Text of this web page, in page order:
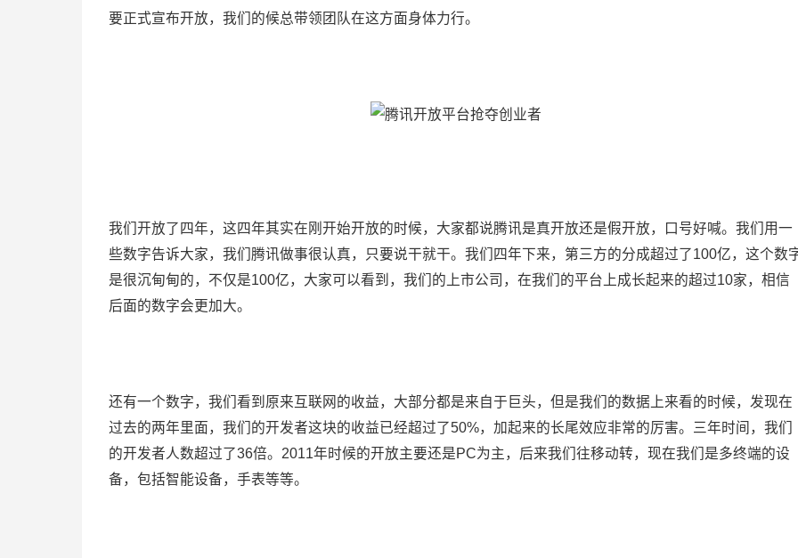
要正式宣布开放，我们的候总带领团队在这方面身体力行。
我们开放了四年，这四年其实在刚开始开放的时候，大家都说腾讯是真开放还是假开放，口号好喊。我们用一
些数字告诉大家，我们腾讯做事很认真，只要说干就干。我们四年下来，第三方的分成超过了100亿，这个数
是很沉甸甸的，不仅是100亿，大家可以看到，我们的上市公司，在我们的平台上成长起来的超过10家，相信
后面的数字会更加大。
还有一个数字，我们看到原来互联网的收益，大部分都是来自于巨头，但是我们的数据上来看的时候，发现在
过去的两年里面，我们的开发者这块的收益已经超过了50%，加起来的长尾效应非常的厉害。三年时间，我们
的开发者人数超过了36倍。2011年时候的开放主要还是PC为主，后来我们往移动转，现在我们是多终端的设
备，包括智能设备，手表等等。